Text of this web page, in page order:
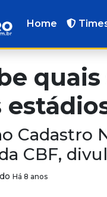
Home
quais
Cadastro
CBF,
Há 8 anos